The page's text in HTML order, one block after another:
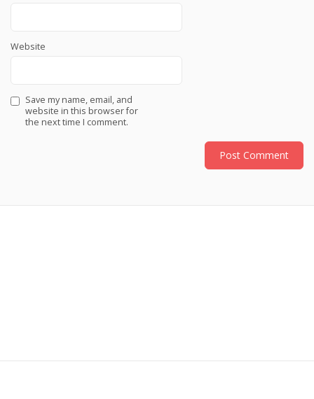
Website
Save my name, email, and
website in this browser for
the next time I comment.